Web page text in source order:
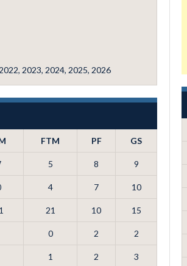
2023, 2024, 2025, 2026
FTM PF GS
5 8 9
4 7 10
21 10 15
0 2 2
1 2 3